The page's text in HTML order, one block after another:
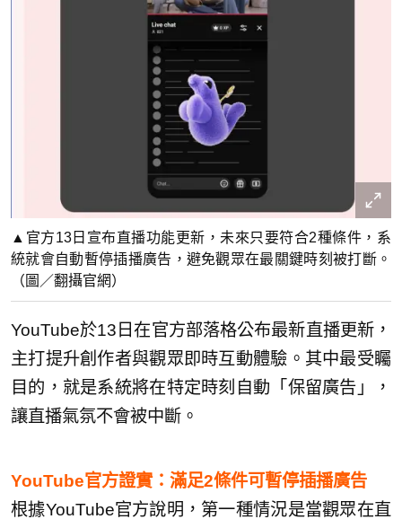
▲官方13日宣布直播功能更新，未來只要符合2種條件，系
統就會自動暫停插播廣告，避免觀眾在最關鍵時刻被打斷。
（圖／翻攝官網）
YouTube於13日在官方部落格公布最新直播更新，
主打提升創作者與觀眾即時互動體驗。其中最受矚
目的，就是系統將在特定時刻自動「保留廣告」，
讓直播氣氛不會被中斷。
YouTube官方證實：滿足2條件可暫停插播廣告
根據YouTube官方說明，第一種情況是當觀眾在直